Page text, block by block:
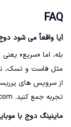
FAQ
آیا واقعاً می شود
بله، اما «سریع»
مثل فاست و تسک، نه
تجربه جمع کنید. Brokerir.com این مسیر را آموزشی می داند نه درآمدی.
ماینینگ دوج با